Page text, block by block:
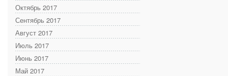
Октябрь 2017
Сентябрь 2017
Август 2017
Июль 2017
Июнь 2017
Май 2017